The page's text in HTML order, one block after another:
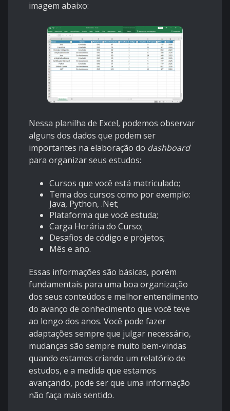
imagem abaixo:
Nessa planilha de Excel, podemos observar
alguns dos dados que podem ser
importantes na elaboração do dashboard
para organizar seus estudos:
Cursos que você está matriculado;
Tema dos cursos como por exemplo:
Java, Python, .Net;
Plataforma que você estuda;
Carga Horária do Curso;
Desafios de código e projetos;
Mês e ano.
Essas informações são básicas, porém
fundamentais para uma boa organização
dos seus conteúdos e melhor entendimento
do avanço de conhecimento que você teve
ao longo dos anos. Você pode fazer
adaptações sempre que julgar necessário,
mudanças são sempre muito bem-vindas
quando estamos criando um relatório de
estudos, e a medida que estamos
avançando, pode ser que uma informação
não faça mais sentido.